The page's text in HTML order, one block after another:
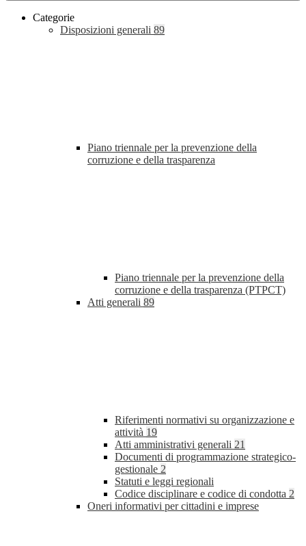
Categorie
Disposizioni generali 89
Piano triennale per la prevenzione della
corruzione e della trasparenza
Piano triennale per la prevenzione della
corruzione e della trasparenza (PTPCT)
Atti generali 89
Riferimenti normativi su organizzazione e
attività 19
Atti amministrativi generali 21
Documenti di programmazione strategico-
gestionale 2
Statuti e leggi regionali
Codice disciplinare e codice di condotta 2
Oneri informativi per cittadini e imprese